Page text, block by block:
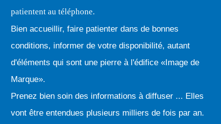
patientent au téléphone.
Bien accueillir, faire patienter dans de bonnes
conditions, informer de votre disponibilité, autant
d'éléments qui sont une pierre à l'édifice «Image de
Marque».
Prenez bien soin des informations à diffuser ... Elles
vont être entendues plusieurs milliers de fois par an.